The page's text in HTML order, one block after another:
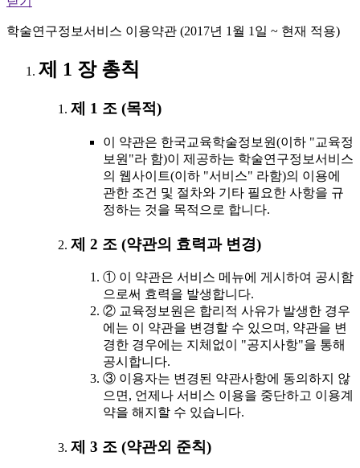
학술연구정보서비스 이용약관 (2017년 1월 1일 ~ 현재 적용)
제 1 장 총칙
제 1 조 (목적)
이 약관은 한국교육학술정보원(이하 "교육정
보원"라 함)이 제공하는 학술연구정보서비스
의 웹사이트(이하 "서비스" 라함)의 이용에
관한 조건 및 절차와 기타 필요한 사항을 규
정하는 것을 목적으로 합니다.
제 2 조 (약관의 효력과 변경)
① 이 약관은 서비스 메뉴에 게시하여 공시함
으로써 효력을 발생합니다.
② 교육정보원은 합리적 사유가 발생한 경우
에는 이 약관을 변경할 수 있으며, 약관을 변
경한 경우에는 지체없이 "공지사항"을 통해
공시합니다.
③ 이용자는 변경된 약관사항에 동의하지 않
으면, 언제나 서비스 이용을 중단하고 이용계
약을 해지할 수 있습니다.
제 3 조 (약관외 준칙)